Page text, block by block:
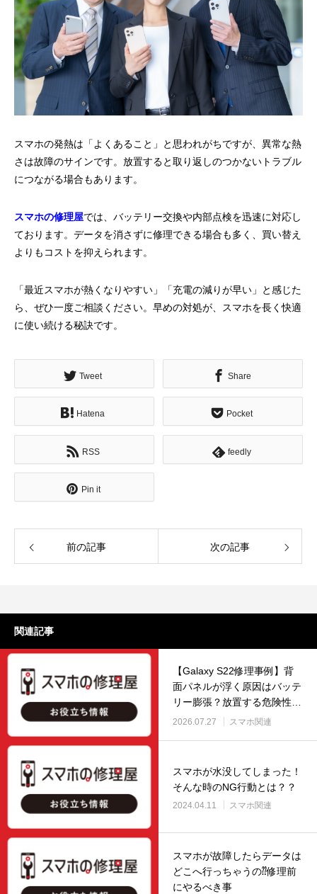
スマホの発熱は「よくあること」と思われがちですが、異常な熱
さは故障のサインです。放置すると取り返しのつかないトラブル
につながる場合もあります。
スマホの修理屋では、バッテリー交換や内部点検を迅速に対応し
ております。データを消さずに修理できる場合も多く、買い替え
よりもコストを抑えられます。
「最近スマホが熱くなりやすい」「充電の減りが早い」と感じた
ら、ぜひ一度ご相談ください。早めの対処が、スマホを長く快適
に使い続ける秘訣です。
Tweet Share
Hatena Pocket
RSS feedly
Pin it
前の記事 次の記事
関連記事
【Galaxy S22修理事例】背
面パネルが浮く原因はバッテ
リー膨張？放置する危険性を
解説
2026.07.27 スマホ関連
スマホが水没してしまった！
そんな時のNG行動とは？？
2024.04.11 スマホ関連
スマホが故障したらデータは
どこへ行っちゃうの⁇修理前
にやるべき事